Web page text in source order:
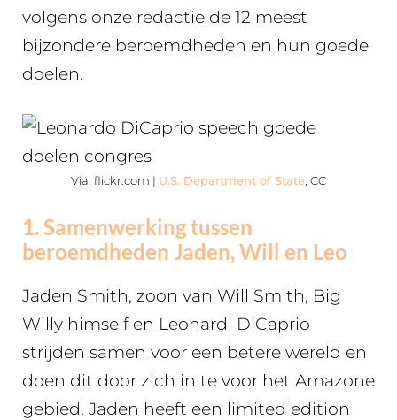
volgens onze redactie de 12 meest
bijzondere beroemdheden en hun goede
doelen.
Via: flickr.com | U.S. Department of State , CC
1. Samenwerking tussen
beroemdheden Jaden, Will en Leo
Jaden Smith, zoon van Will Smith, Big
Willy himself en Leonardi DiCaprio
strijden samen voor een betere wereld en
doen dit door zich in te voor het Amazone
gebied. Jaden heeft een limited edition